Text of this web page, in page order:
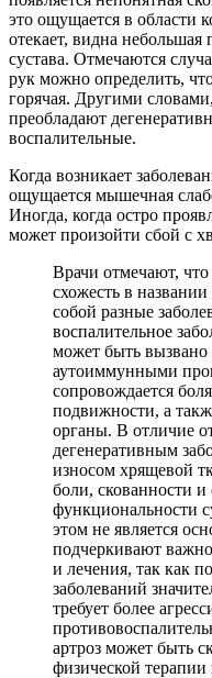
это ощущается в области
отекает, видна небольшая
сустава. Отмечаются
рук можно определить,
горячая. Другими
преобладают
воспалительные.
Когда возникает
ощущается мышечная
Иногда, когда остро
может произойти сбой с
Врачи отмечают, что
схожесть в
собой разные
воспалительное
может быть
аутоиммунными
сопровождается
подвижности, а
органы. В отличие
дегенеративным
износом хрящевой
боли, скованности
функциональности
этом не является
подчеркивают
и лечения, так как
заболеваний
требует более
артроз может быть
физической